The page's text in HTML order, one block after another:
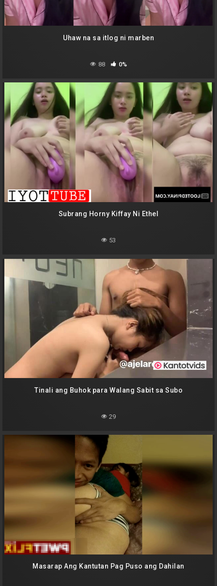
Uhaw na sa itlog ni marben
88 0%
Subrang Horny Kiffay Ni Ethel
53
Tinali ang Buhok para Walang Sabit sa Subo
29
Masarap Ang Kantutan Pag Puso ang Dahilan